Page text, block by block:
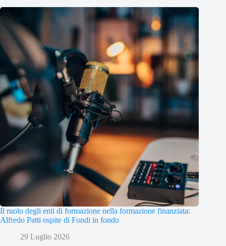
Il ruolo degli enti di formazione nella formazione finanziata:
Alfredo Patti ospite di Fondi in fondo
29 Luglio 2026